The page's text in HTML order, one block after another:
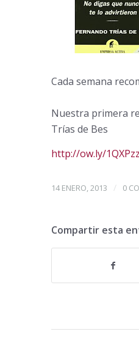
Cada semana
Nuestra primera
Trías de Bes
http://ow.ly/1QXPzz
14 ENERO, 2013 / 0
Compartir esta